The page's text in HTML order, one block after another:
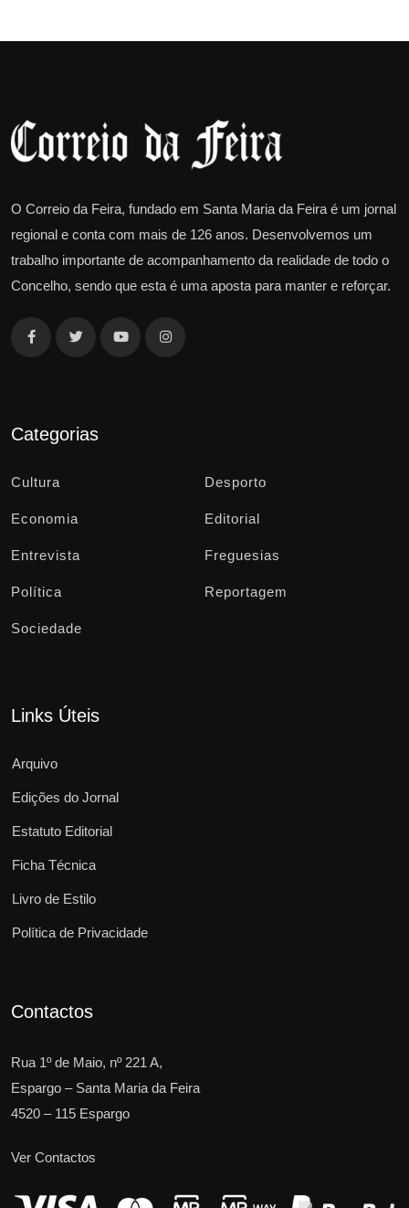
O Correio da Feira, fundado em Santa Maria da Feira é um jornal
regional e conta com mais de 126 anos. Desenvolvemos um
trabalho importante de acompanhamento da realidade de todo o
Concelho, sendo que esta é uma aposta para manter e reforçar.
Categorias
Cultura Desporto
Economia Editorial
Entrevista Freguesias
Política Reportagem
Sociedade
Links Úteis
Arquivo
Edições do Jornal
Estatuto Editorial
Ficha Técnica
Livro de Estilo
Política de Privacidade
Contactos
Rua 1º de Maio, nº 221 A,
Espargo – Santa Maria da Feira
4520 – 115 Espargo
Ver Contactos